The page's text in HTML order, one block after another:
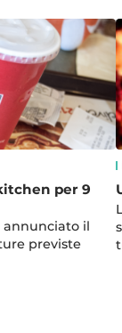
per 9
annunciato il
previste